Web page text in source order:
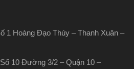
1 Hoàng Đạo Thúy – Thanh Xuân –
10 Đường 3/2 – Quận 10 –